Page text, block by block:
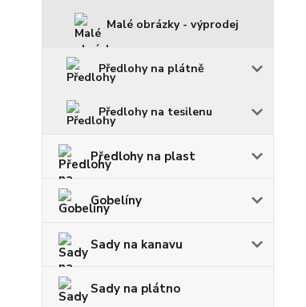
Malé obrázky - výprodej
Předlohy na plátně
Předlohy na tesilenu
Předlohy na plast
Gobelíny
Sady na kanavu
Sady na plátno